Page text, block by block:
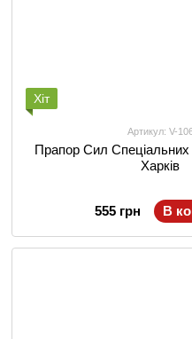
Хіт
Артикул: V-
Прапор Сил
Харків
555 грн В